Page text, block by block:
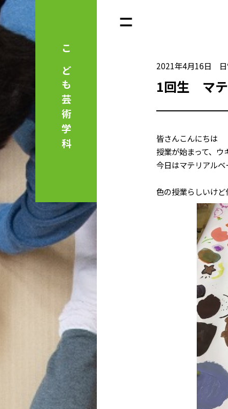
こども芸術学科 2021年4月16日
1回生 マ
皆さんこんにちは
授業が始まって、ウ
今日はマテリアル
色の授業らしいけ